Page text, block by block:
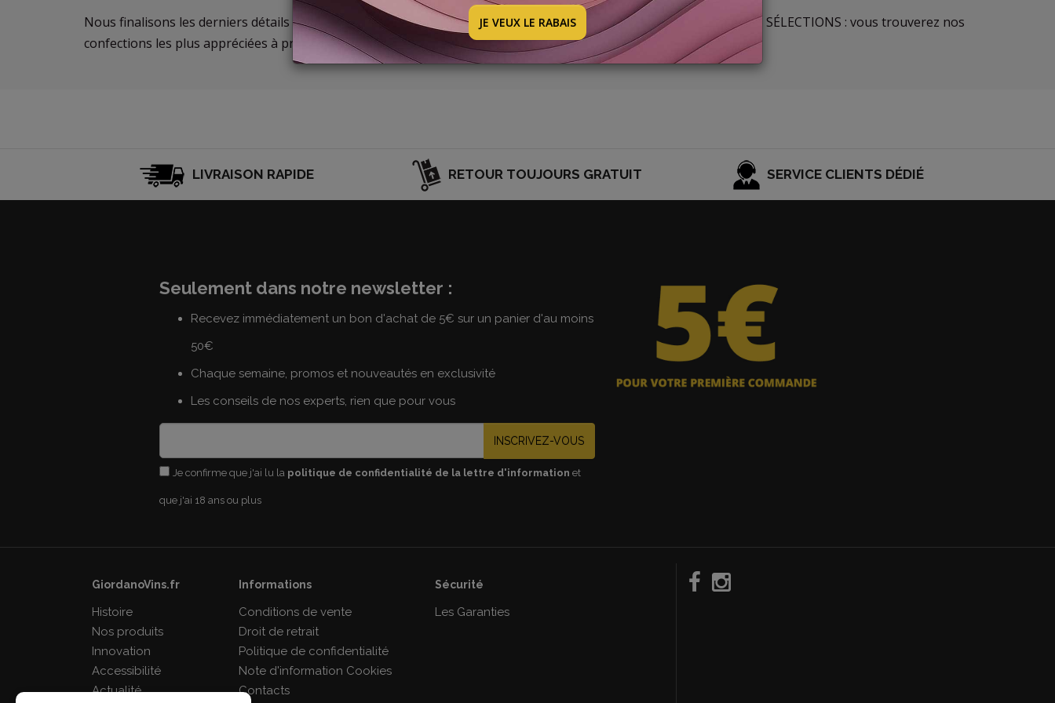
Nous finalisons les derniers détails de la nouvelle promotion : elle sera bientôt en ligne. Jetez un œil à la section LES SÉLECTIONS : vous trouverez nos
confections les plus appréciées à prix réduits!
LIVRAISON RAPIDE RETOUR TOUJOURS GRATUIT SERVICE CLIENTS DÉDIÉ
Seulement dans notre newsletter :
Recevez immédiatement un bon d'achat de 5€ sur un panier d'au moins
50€
Chaque semaine, promos et nouveautés en exclusivité
Les conseils de nos experts, rien que pour vous
INSCRIVEZ-VOUS
Je confirme que j'ai lu la politique de confidentialité de la lettre d'information et
que j'ai 18 ans ou plus
GiordanoVins.fr
Histoire
Nos produits
Innovation
Accessibilité
Actualité
Informations
Conditions de vente
Droit de retrait
Politique de confidentialité
Note d'information Cookies
Contacts
Sécurité
Les Garanties
JE VEUX LE RABAIS